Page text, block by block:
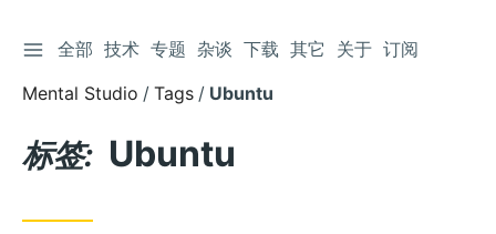
跳
到
章
切换侧边栏
全部 技术 专题 杂谈 下载 其它 关于 订阅
Mental Studio
Tags Ubuntu
标签: Ubuntu